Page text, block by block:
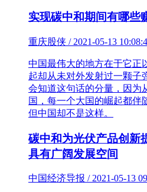
实现碳中和期间有哪些
重庆股侠 / 2021-05-13
中国最伟大的地方在于它正
起却从未对外发射过一颗子
会知道这句话的分量，因为
国，每一个大国的崛起都伴
但中国却不是这样。
碳中和为光伏产品创新
具有广阔发展空间
中国经济导报 / 2021-05-13